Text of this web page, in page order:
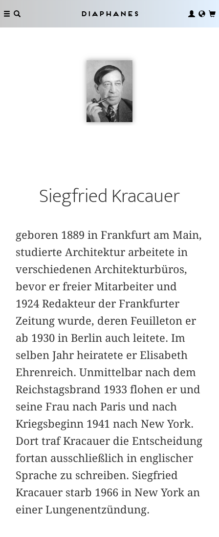
Diaphanes
Siegfried Kracauer
geboren 1889 in Frankfurt am Main,
studierte Architektur arbeitete in
verschiedenen Architekturbüros,
bevor er freier Mitarbeiter und
1924 Redakteur der Frankfurter
Zeitung wurde, deren Feuilleton er
ab 1930 in Berlin auch leitete. Im
selben Jahr heiratete er Elisabeth
Ehrenreich. Unmittelbar nach dem
Reichstagsbrand 1933 flohen er und
seine Frau nach Paris und nach
Kriegsbeginn 1941 nach New York.
Dort traf Kracauer die Entscheidung
fortan ausschließlich in englischer
Sprache zu schreiben. Siegfried
Kracauer starb 1966 in New York an
einer Lungenentzündung.